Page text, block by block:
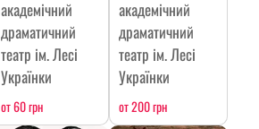
академічний
драматичний
театр ім. Лесі
Українки
от 60 грн
академічний
драматичний
театр ім. Лесі
Українки
от 200 грн